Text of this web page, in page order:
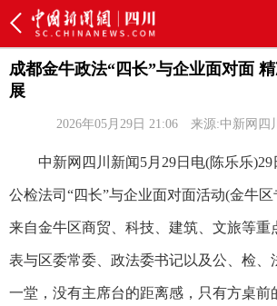
成都金牛政法“四长”与企业面对面
展
2026年05月29日 21:06 来源:中新网四川
中新网四川新闻5月29日电(陈乐乐)29
公检法司“四长”与企业面对面活动(金牛
来自金牛区商贸、科技、建筑、文旅等重
表与区委常委、政法委书记以及公、检、
一堂，没有主席台的距离感，只有方桌前